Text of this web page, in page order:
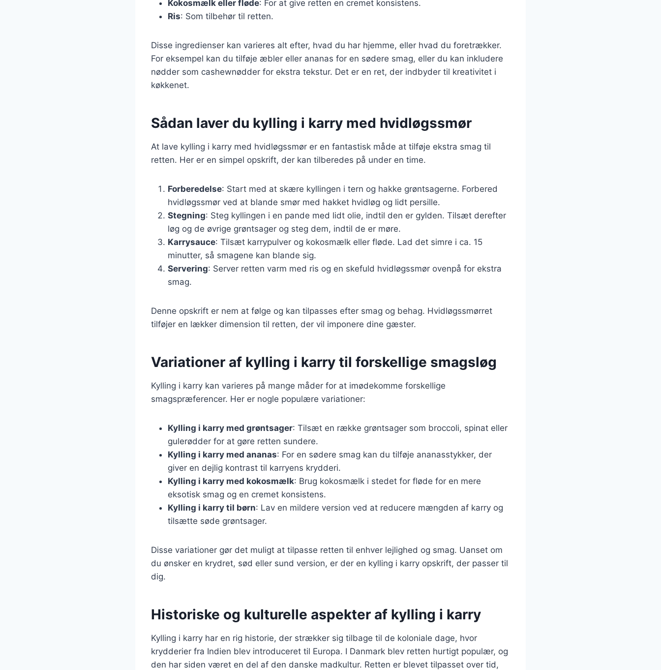
Kokosmælk eller fløde: For at give retten en cremet konsistens.
Ris: Som tilbehør til retten.
Disse ingredienser kan varieres alt efter, hvad du har hjemme, eller hvad du foretrækker.
For eksempel kan du tilføje æbler eller ananas for en sødere smag, eller du kan inkludere
nødder som cashewnødder for ekstra tekstur. Det er en ret, der indbyder til kreativitet i
køkkenet.
Sådan laver du kylling i karry med hvidløgssmør
At lave kylling i karry med hvidløgssmør er en fantastisk måde at tilføje ekstra smag til
retten. Her er en simpel opskrift, der kan tilberedes på under en time.
Forberedelse: Start med at skære kyllingen i tern og hakke grøntsagerne. Forbered
hvidløgssmør ved at blande smør med hakket hvidløg og lidt persille.
Stegning: Steg kyllingen i en pande med lidt olie, indtil den er gylden. Tilsæt derefter
løg og de øvrige grøntsager og steg dem, indtil de er møre.
Karrysauce: Tilsæt karrypulver og kokosmælk eller fløde. Lad det simre i ca. 15
minutter, så smagene kan blande sig.
Servering: Server retten varm med ris og en skefuld hvidløgssmør ovenpå for ekstra
smag.
Denne opskrift er nem at følge og kan tilpasses efter smag og behag. Hvidløgssmørret
tilføjer en lækker dimension til retten, der vil imponere dine gæster.
Variationer af kylling i karry til forskellige smagsløg
Kylling i karry kan varieres på mange måder for at imødekomme forskellige
smagspræferencer. Her er nogle populære variationer:
Kylling i karry med grøntsager: Tilsæt en række grøntsager som broccoli, spinat eller
gulerødder for at gøre retten sundere.
Kylling i karry med ananas: For en sødere smag kan du tilføje ananasstykker, der
giver en dejlig kontrast til karryens krydderi.
Kylling i karry med kokosmælk: Brug kokosmælk i stedet for fløde for en mere
eksotisk smag og en cremet konsistens.
Kylling i karry til børn: Lav en mildere version ved at reducere mængden af karry og
tilsætte søde grøntsager.
Disse variationer gør det muligt at tilpasse retten til enhver lejlighed og smag. Uanset om
du ønsker en krydret, sød eller sund version, er der en kylling i karry opskrift, der passer til
dig.
Historiske og kulturelle aspekter af kylling i karry
Kylling i karry har en rig historie, der strækker sig tilbage til de koloniale dage, hvor
krydderier fra Indien blev introduceret til Europa. I Danmark blev retten hurtigt populær, og
den har siden været en del af den danske madkultur. Retten er blevet tilpasset over tid,